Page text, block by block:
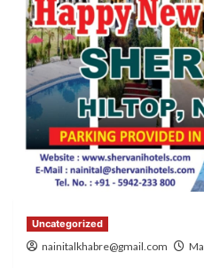
Uncategorized
nainitalkhabre@gmail.com